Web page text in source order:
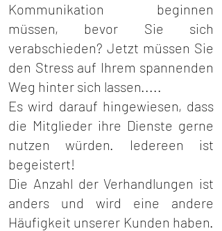
Kommunikation beginnen
müssen, bevor Sie sich
verabschieden? Jetzt müssen Sie
den Stress auf Ihrem spannenden
Weg hinter sich lassen.....
Es wird darauf hingewiesen, dass
die Mitglieder ihre Dienste gerne
nutzen würden. Iedereen ist
begeistert!
Die Anzahl der Verhandlungen ist
anders und wird eine andere
Häufigkeit unserer Kunden haben.